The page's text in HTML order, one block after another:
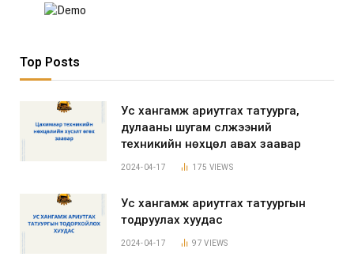
Top Posts
Ус хангамж ариутгах татуурга,
дулааны шугам сүлжээний
техникийн нөхцөл авах заавар
2024-04-17 175 VIEWS
Ус хангамж ариутгах татуургын
тодруулах хуудас
2024-04-17 97VIEWS